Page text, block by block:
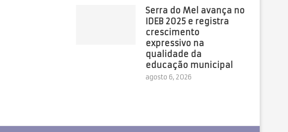
Serra do Mel avança no
IDEB 2025 e registra
crescimento
expressivo na
qualidade da
educação municipal
agosto 6, 2026